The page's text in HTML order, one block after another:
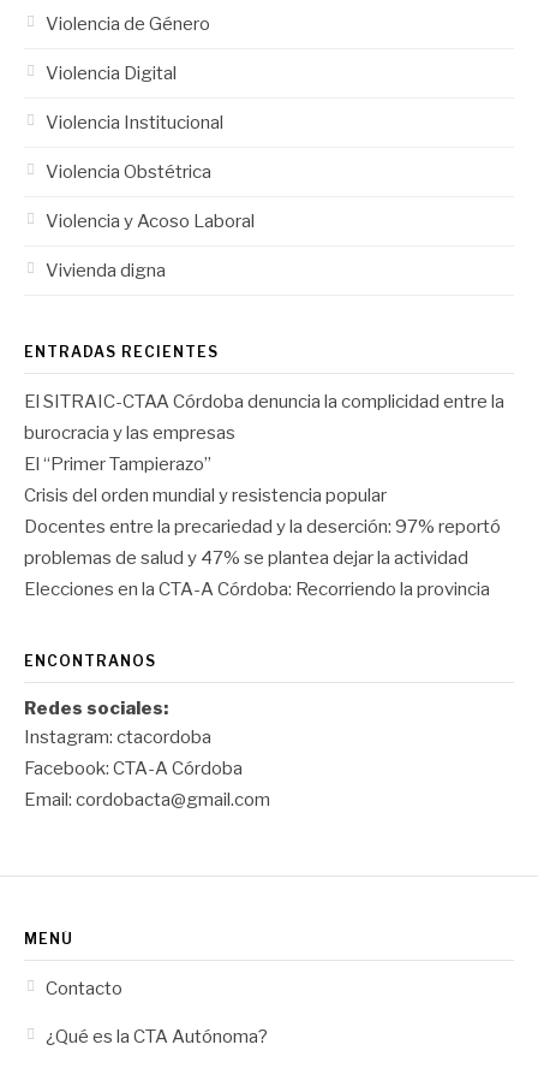
Violencia de Género
Violencia Digital
Violencia Institucional
Violencia Obstétrica
Violencia y Acoso Laboral
Vivienda digna
ENTRADAS RECIENTES
El SITRAIC-CTAA Córdoba denuncia la complicidad entre la
burocracia y las empresas
El “Primer Tampierazo”
Crisis del orden mundial y resistencia popular
Docentes entre la precariedad y la deserción: 97% reportó
problemas de salud y 47% se plantea dejar la actividad
Elecciones en la CTA-A Córdoba: Recorriendo la provincia
ENCONTRANOS
Redes sociales:
Instagram: ctacordoba
Facebook: CTA-A Córdoba
Email: cordobacta@gmail.com
MENÚ
Contacto
¿Qué es la CTA Autónoma?